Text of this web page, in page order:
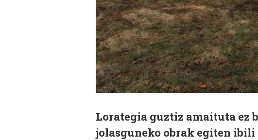
Lorategia guztiz amaituta ez
jolasguneko obrak egiten